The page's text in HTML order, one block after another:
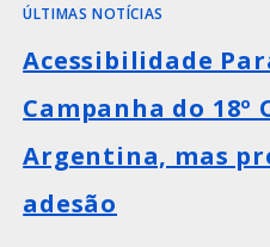
ÚLTIMAS NOTÍCIAS
Acessibilidade
Campanha do 18º
Argentina, mas
adesão